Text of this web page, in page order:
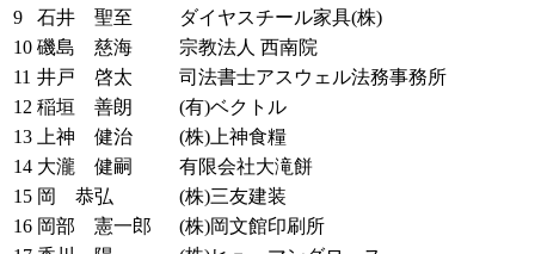
9
石井 聖至
ダイヤスチール家具(株)
10 磯島 慈海
宗教法人 西南院
11 井戸 啓太
司法書士アスウェル法務事務所
12 稲垣 善朗
(有)ベクトル
13
上神 健治
(株)上神食糧
14 大瀧 健嗣
有限会社大滝餅
15 岡 恭弘
(株)三友建装
16 岡部 憲一郎
(株)岡文館印刷所